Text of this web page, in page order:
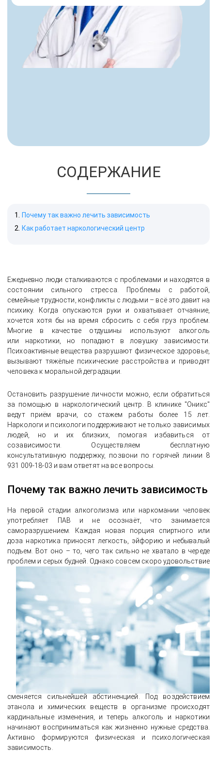
СОДЕРЖАНИЕ
Почему так важно лечить зависимость
Как работает наркологический центр
Ежедневно люди сталкиваются с проблемами и находятся в
состоянии сильного стресса. Проблемы с работой,
семейные трудности, конфликты с людьми – всё это давит на
психику. Когда опускаются руки и охватывает отчаяние,
хочется хотя бы на время сбросить с себя груз проблем.
Многие в качестве отдушины используют алкоголь
или наркотики, но попадают в ловушку зависимости.
Психоактивные вещества разрушают физическое здоровье,
вызывают тяжёлые психические расстройства и приводят
человека к моральной деградации.
Остановить разрушение личности можно, если обратиться
за помощью в наркологический центр. В клинике "Оникс"
ведут приём врачи, со стажем работы более 15 лет.
Наркологи и психологи поддерживают не только зависимых
людей, но и их близких, помогая избавиться от
созависимости. Осуществляем бесплатную
консультативную поддержку, позвони по горячей линии 8
931 009-18-03 и вам ответят на все вопросы.
Почему так важно лечить зависимость
На первой стадии алкоголизма или наркомании человек
употребляет ПАВ и не осознаёт, что занимается
саморазрушением. Каждая новая порция спиртного или
доза наркотика приносят легкость, эйфорию и небывалый
подъем. Вот оно – то, чего так сильно не хватало в череде
проблем и серых будней. Однако совсем скоро удовольствие
сменяется сильнейшей абстиненцией. Под воздействием
этанола и химических веществ в организме происходят
кардинальные изменения, и теперь алкоголь и наркотики
начинают восприниматься как жизненно нужные средства.
Активно формируются физическая и психологическая
зависимость.